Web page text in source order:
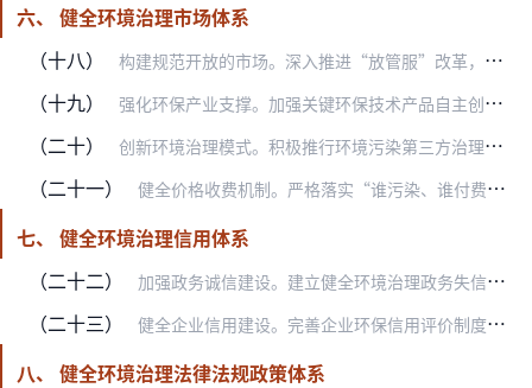
六、 健全环境治理市场体系
（十八）
构建规范开放的市场。深入推进“放管服”改革，打破地区、行业壁垒，对各类所有制企业一视同仁，平等对待各类市场主体，引导各类资本参与环境治理投资、建设、运行。规范市…
（十九） 强化环保产业支撑。加强关键环保技术产品自主创新，推动环保首台（套）重大技术装备示范应用，加快提高环保产业技术装备水平。做大做强龙头企业，培育一批专业化骨干企业，…
（二十） 创新环境治理模式。积极推行环境污染第三方治理，开展园区污染防治第三方治理示范，探索统一规划、统一监测、统一治理的一体化服务模式。开展小城镇环境综合治理托管服务试…
（二十一） 健全价格收费机制。严格落实“谁污染、谁付费”政策导向，建立健全“污染者付费+第三方治理”等机制。按照补偿处理成本并合理盈利原则，完善并落实污水垃圾处理收费政策。…
七、 健全环境治理信用体系
（二十二）
加强政务诚信建设。建立健全环境治理政务失信记录，将地方各级政府和公职人员在环境保护工作中因违法违规、失信违约被司法判决、行政处罚、纪律处分、问责处理等信息纳入政…
（二十三） 健全企业信用建设。完善企业环保信用评价制度，依据评价结果实施分级分类监管。建立排污企业黑名单制度，将环境违法企业依法依规纳入失信联合惩戒对象名单，将其违法信息记…
八、 健全环境治理法律法规政策体系